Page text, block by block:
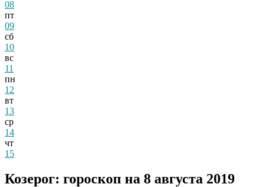
08
пт
09
сб
10
вс
11
пн
12
вт
13
ср
14
чт
15
Козерог: гороскоп на 8 августа 2019